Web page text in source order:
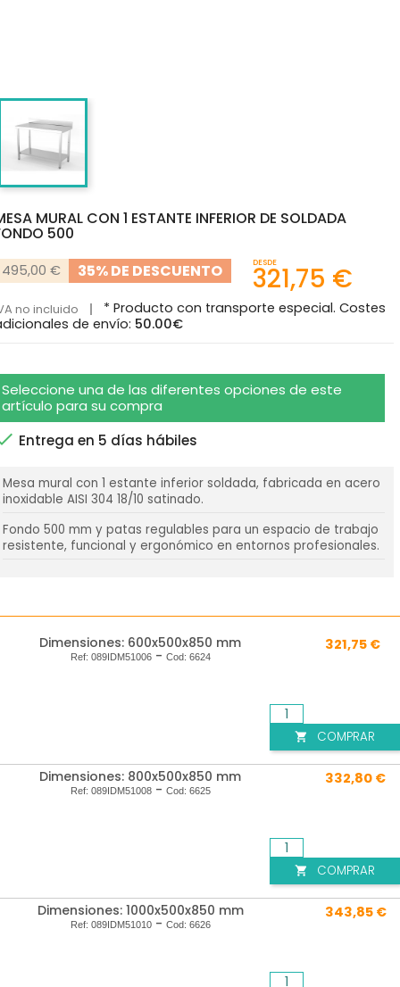
MURAL CON 1 ESTANTE INFERIOR DE SOLDADA
500
495,00 € 35% DE DESCUENTO DESDE
321,75 €
no incluido
* Producto con transporte especial. Costes
de envío: 50.00€
Seleccione una de las diferentes opciones de este
artículo para su compra
Entrega en 5 días hábiles
Mesa mural con 1 estante inferior soldada, fabricada en acero
inoxidable AISI 304 18/10 satinado.
Fondo 500 mm y patas regulables para un espacio de trabajo
resistente, funcional y ergonómico en entornos profesionales.
Dimensiones: 600x500x850 mm
Ref: 089IDM51006- Cod: 6624
321,75 €
 COMPRAR
Dimensiones: 800x500x850 mm
Ref: 089IDM51008- Cod: 6625
332,80 €
 COMPRAR
Dimensiones: 1000x500x850 mm
Ref: 089IDM51010- Cod: 6626
343,85 €